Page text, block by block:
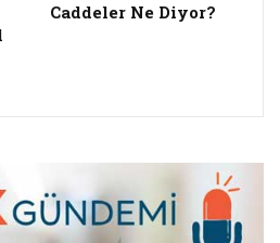
Caddeler Ne Diyor?